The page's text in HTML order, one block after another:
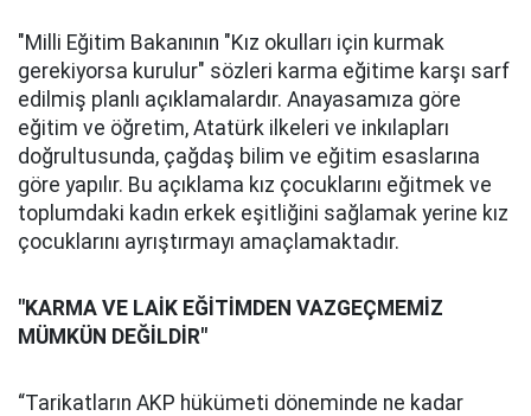
"Milli Eğitim Bakanının "Kız okulları için kurmak
gerekiyorsa kurulur" sözleri karma eğitime karşı sarf
edilmiş planlı açıklamalardır. Anayasamıza göre
eğitim ve öğretim, Atatürk ilkeleri ve inkılapları
doğrultusunda, çağdaş bilim ve eğitim esaslarına
göre yapılır. Bu açıklama kız çocuklarını eğitmek ve
toplumdaki kadın erkek eşitliğini sağlamak yerine kız
çocuklarını ayrıştırmayı amaçlamaktadır.
"KARMA VE LAİK EĞİTİMDEN VAZGEÇMEMİZ
MÜMKÜN DEĞİLDİR"
“Tarikatların AKP hükümeti döneminde ne kadar